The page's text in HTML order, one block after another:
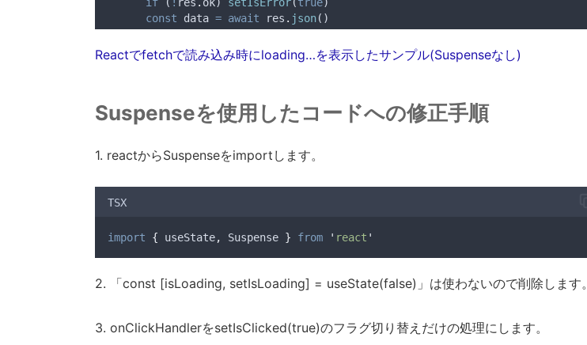
const
data = await res . json()
setProducts(data.products)
} catch (error ) {
setIsError
true
)
}
return (
<div>
{isLoading ? (
        )
: (
id product
          ))
Reactでfetchで読み込み時にloading…を表示したサンプル(Suspenseなし)
Suspenseを使用したコードへの修正手順
1. reactからSuspenseをimportします。
TSX
import { useState, Suspense } from ' react '
2. 「const [isLoading, setIsLoading] = useState(false)」は使わないので削除します。
3. onClickHandlerをsetIsClicked(true)のフラグ切り替えだけの処理にします。